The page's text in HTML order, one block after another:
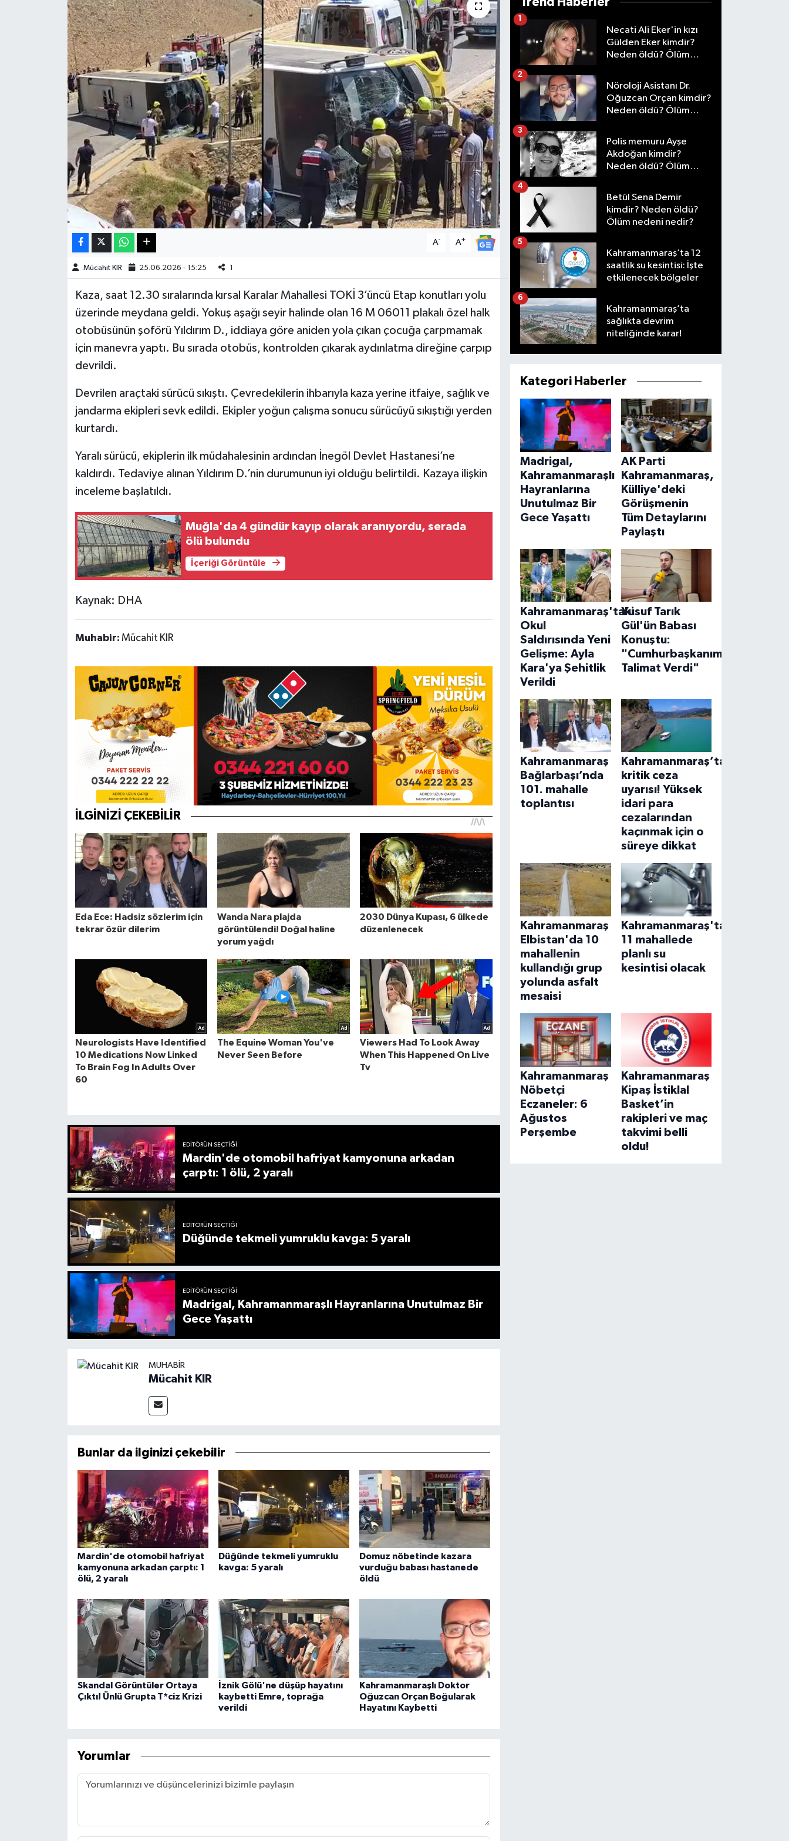
A- A+
Mücahit KIR 25.06.2026 - 15:25 1
Kaza, saat 12.30 sıralarında kırsal Karalar Mahallesi TOKİ 3’üncü Etap konutları yolu
üzerinde meydana geldi. Yokuş aşağı seyir halinde olan 16 M 06011 plakalı özel halk
otobüsünün şoförü Yıldırım D., iddiaya göre aniden yola çıkan çocuğa çarpmamak
için manevra yaptı. Bu sırada otobüs, kontrolden çıkarak aydınlatma direğine çarpıp
devrildi.
Devrilen araçtaki sürücü sıkıştı. Çevredekilerin ihbarıyla kaza yerine itfaiye, sağlık ve
jandarma ekipleri sevk edildi. Ekipler yoğun çalışma sonucu sürücüyü sıkıştığı yerden
kurtardı.
Yaralı sürücü, ekiplerin ilk müdahalesinin ardından İnegöl Devlet Hastanesi’ne
kaldırdı. Tedaviye alınan Yıldırım D.’nin durumunun iyi olduğu belirtildi. Kazaya ilişkin
inceleme başlatıldı.
Muğla'da 4 gündür kayıp olarak aranıyordu, serada
ölü bulundu
İçeriği Görüntüle
Kaynak: DHA
Muhabir: Mücahit KIR
EDITÖRÜN SEÇTIĞI
Mardin'de otomobil hafriyat kamyonuna arkadan
çarptı: 1 ölü, 2 yaralı
EDITÖRÜN SEÇTIĞI
Düğünde tekmeli yumruklu kavga: 5 yaralı
EDITÖRÜN SEÇTIĞI
Madrigal, Kahramanmaraşlı Hayranlarına Unutulmaz Bir
Gece Yaşattı
MUHABIR
Mücahit KIR
Bunlar da ilginizi çekebilir
Mardin'de otomobil hafriyat
kamyonuna arkadan çarptı: 1
ölü, 2 yaralı
Düğünde tekmeli yumruklu
kavga: 5 yaralı
Domuz nöbetinde kazara
vurduğu babası hastanede
öldü
Skandal Görüntüler Ortaya
Çıktı! Ünlü Grupta T*ciz Krizi
İznik Gölü'ne düşüp hayatını
kaybetti Emre, toprağa
verildi
Kahramanmaraşlı Doktor
Oğuzcan Orçan Boğularak
Hayatını Kaybetti
Yorumlar
Necati Ali Eker'in kızı
Gülden Eker kimdir?
Neden öldü? Ölüm
1
Nöroloji Asistanı Dr.
Oğuzcan Orçan kimdir?
Neden öldü? Ölüm
2
Polis memuru Ayşe
Akdoğan kimdir?
Neden öldü? Ölüm
3
Betül Sena Demir
kimdir? Neden öldü?
Ölüm nedeni nedir?
4
Kahramanmaraş’ta 12
saatlik su kesintisi: İşte
etkilenecek bölgeler
5
Kahramanmaraş’ta
sağlıkta devrim
niteliğinde karar!
6
Kategori Haberler
Madrigal,
Kahramanmaraşlı
Hayranlarına
Unutulmaz Bir
Gece Yaşattı
AK Parti
Kahramanmaraş,
Külliye'deki
Görüşmenin
Tüm Detaylarını
Paylaştı
Kahramanmaraş'taki
Okul
Saldırısında Yeni
Gelişme: Ayla
Kara'ya Şehitlik
Verildi
Yusuf Tarık
Gül'ün Babası
Konuştu:
"Cumhurbaşkanımız
Talimat Verdi"
Kahramanmaraş
Bağlarbaşı’nda
101. mahalle
toplantısı
Kahramanmaraş’ta
kritik ceza
uyarısı! Yüksek
idari para
cezalarından
kaçınmak için o
süreye dikkat
Kahramanmaraş
Elbistan'da 10
mahallenin
kullandığı grup
yolunda asfalt
mesaisi
Kahramanmaraş'ta
11 mahallede
planlı su
kesintisi olacak
Kahramanmaraş
Nöbetçi
Eczaneler: 6
Ağustos
Perşembe
Kahramanmaraş
Kipaş İstiklal
Basket’in
rakipleri ve maç
takvimi belli
oldu!
Haberde İnsan
Kültür Sanat
Magazin
Manşet Altı
Resmi İlan
KAHRAMANMARAŞ